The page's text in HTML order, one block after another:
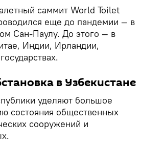
саммит World Toilet
еще до пандемии — в
Сан-Паулу. До этого — в
Индии, Ирландии,
в Узбекистане
уделяют большое
состояния общественных
сооружений и